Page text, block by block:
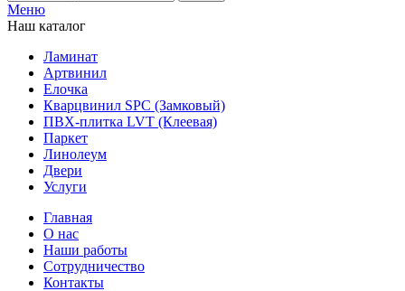
Меню
Наш каталог
Ламинат
Артвинил
Елочка
Кварцвинил SPC (Замковый)
ПВХ-плитка LVT (Клеевая)
Паркет
Линолеум
Двери
Услуги
Главная
О нас
Наши работы
Сотрудничество
Контакты